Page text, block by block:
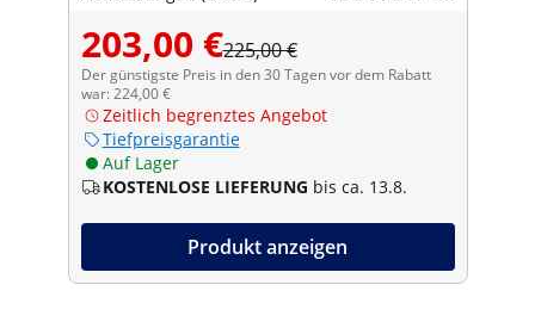
203,00 €225,00 €
Der günstigste Preis in den 30 Tagen vor dem Rabatt
war: 224,00 €
Zeitlich begrenztes Angebot
Tiefpreisgarantie
Auf Lager
KOSTENLOSE LIEFERUNG bis ca. 13.8.
Produkt anzeigen